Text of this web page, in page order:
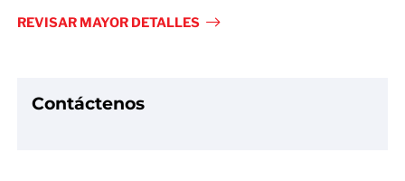
REVISAR MAYOR DETALLES
Contáctenos